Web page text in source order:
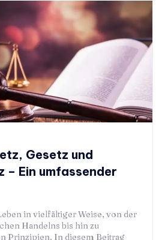
Gesetz und
– Ein umfassender
in vielfältiger Weise, von der
Handelns bis hin zu
Prinzipien. In diesem Beitrag